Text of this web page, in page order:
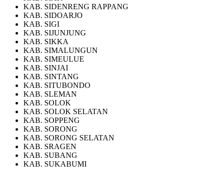
KAB. SIDENRENG RAPPANG
KAB. SIDOARJO
KAB. SIGI
KAB. SIJUNJUNG
KAB. SIKKA
KAB. SIMALUNGUN
KAB. SIMEULUE
KAB. SINJAI
KAB. SINTANG
KAB. SITUBONDO
KAB. SLEMAN
KAB. SOLOK
KAB. SOLOK SELATAN
KAB. SOPPENG
KAB. SORONG
KAB. SORONG SELATAN
KAB. SRAGEN
KAB. SUBANG
KAB. SUKABUMI